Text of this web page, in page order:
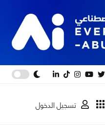
تسجيل الدخول